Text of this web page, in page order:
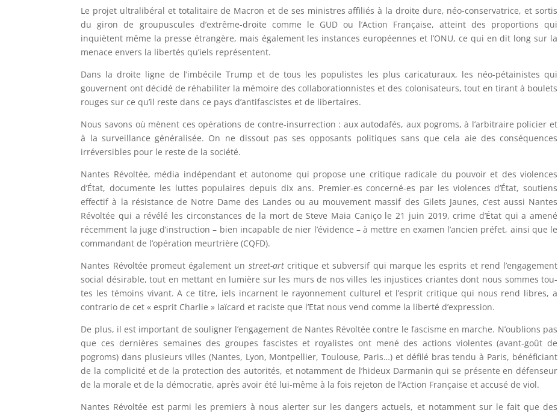
Le projet ultralibéral et totalitaire de Macron et de ses ministres affiliés à la droite dure, néo-conservatrice, et sortis
du giron de groupuscules d’extrême-droite comme le GUD ou l’Action Française, atteint des proportions qui
inquiètent même la presse étrangère, mais également les instances européennes et l’ONU, ce qui en dit long sur la
menace envers la libertés qu’iels représentent.
Dans la droite ligne de l’imbécile Trump et de tous les populistes les plus caricaturaux, les néo-pétainistes qui
gouvernent ont décidé de réhabiliter la mémoire des collaborationnistes et des colonisateurs, tout en tirant à boulets
rouges sur ce qu’il reste dans ce pays d’antifascistes et de libertaires.
Nous savons où mènent ces opérations de contre-insurrection : aux autodafés, aux pogroms, à l’arbitraire policier et
à la surveillance généralisée. On ne dissout pas ses opposants politiques sans que cela aie des conséquences
irréversibles pour le reste de la société.
Nantes Révoltée, média indépendant et autonome qui propose une critique radicale du pouvoiret des violences
d’État, documente les luttes populairesdepuis dix ans. Premier-es concerné-es par les violences d’État, soutiens
effectif à la résistance de Notre Dame des Landes ou au mouvement massif des Gilets Jaunes, c’est aussi Nantes
Révoltée qui a révélé les circonstances de la mort de Steve Maia Caniço le 21 juin 2019, crime d’État qui a amené
récemment la juge d’instruction – bien incapable de nier l’évidence – à mettre en examen l’ancien préfet, ainsi que le
commandant de l’opération meurtrière (CQFD).
Nantes Révoltée promeut également un street-artcritique et subversif qui marque les esprits et rend l’engagement
social désirable, tout en mettant en lumière sur les murs de nos villes les injustices criantes dont nous sommes tou-
tes les témoins vivant. A ce titre, iels incarnent le rayonnement culturel et l’esprit critique qui nous rend libres, a
contrario de cet « esprit Charlie » laïcard et raciste que l’Etat nous vend comme la liberté d’expression.
De plus, il est important de souligner l’engagement de Nantes Révoltée contre le fascisme en marche. N’oublions pas
que ces dernières semaines des groupes fascistes et royalistes ont mené des actions violentes (avant-goût de
pogroms) dans plusieurs villes (Nantes, Lyon, Montpellier, Toulouse, Paris…) et défilé bras tendu à Paris, bénéficiant
de la complicité et de la protection des autorités, et notamment de l’hideux Darmanin qui se présente en défenseur
de la morale et de la démocratie, après avoir été lui-même à la fois rejeton de l’Action Française et accusé de viol.
Nantes Révoltée est parmi les premiers à nous alerter sur les dangers actuels, et notamment sur le fait quedes